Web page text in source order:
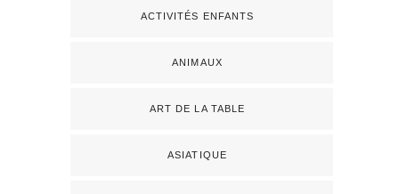
ACTIVITÉS ENFANTS
ANIMAUX
ART DE LA TABLE
ASIATIQUE